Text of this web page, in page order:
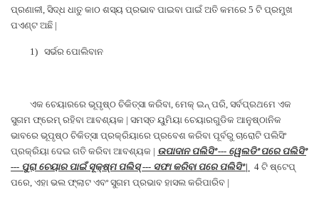
ପ୍ରଣାଳୀ, ସିଦ୍ଧ ଧାତୁ କାଠ ଶସ୍ୟ ପ୍ରଭାବ ପାଇବା ପାଇଁ ଅତି କମରେ 5 ଟି ପ୍ରମୁଖ
ପଏଣ୍ଟ ଅଛି |
1) ସର୍ଭର ପୋଲିବାନ
ଏକ ଚେୟାରରେ ଭୂପୃଷ୍ଠ ଚିକିତ୍ସା କରିବା, ମେକ୍ ଇନ୍ ପରି, ସର୍ବପ୍ରଥମେ ଏକ
ସୁଗମ ଫ୍ରେମ୍ ରହିବା ଆବଶ୍ୟକ | ସମସ୍ତ ୟୁମିୟା ଚେୟାରଗୁଡିକ ଆନୁଷ୍ଠାନିକ
ଭାବରେ ଭୂପୃଷ୍ଠ ଚିକିତ୍ସା ପ୍ରକ୍ରିୟାରେ ପ୍ରବେଶ କରିବା ପୂର୍ବରୁ ଚାରୋଟି ପଲିସିଂ
ପ୍ରକ୍ରିୟା ଦେଇ ଗତି କରିବା ଆବଶ୍ୟକ | ଉପାଦାନ ପଲିସିଂ --- ୱେଲଡିଂ ପରେ ପଲିସିଂ
--- ପୁରା ଚେୟାର ପାଇଁ ସୂକ୍ଷ୍ମ ପଲିସ୍ --- ସଫା କରିବା ପରେ ପଲିସିଂ |
4 ଟି ଷ୍ଟେପ୍
ପରେ, ଏହା ଭଲ ଫ୍ଲାଟ ଏବଂ ସୁଗମ ପ୍ରଭାବ ହାସଲ କରିପାରିବ |